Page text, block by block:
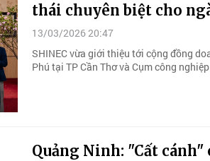
thái chuyên biệt cho
13/03/2026 20:47
SHINEC vừa giới thiệu tới cộng đồng
Phú tại TP Cần Thơ và Cụm công
Quảng Ninh: "Cất